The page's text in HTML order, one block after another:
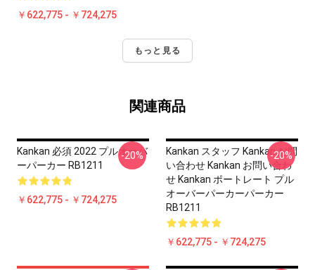
￥622,775 - ￥724,275
もっと見る
関連商品
Kankan 必須 2022 プルオーバ
ーパーカー RB1211
￥622,775 - ￥724,275
-20%
Kankan スタッフ Kankan お問
い合わせ Kankan お問い合わ
せ Kankan ポートレート プル
オーバーパーカーパーカー
RB1211
￥622,775 - ￥724,275
-20%